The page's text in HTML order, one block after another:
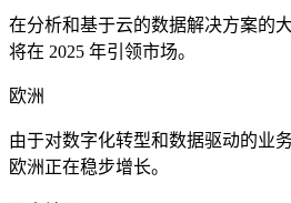
在分析和基于云的数据解决方案的
将在 2025 年引领市场。
欧洲
由于对数字化转型和数据驱动的业
欧洲正在稳步增长。